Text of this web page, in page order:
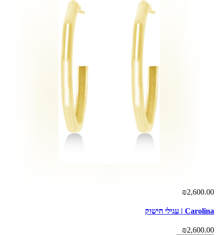
₪2,600.00
Carolina | עגילי חישוק
₪2,600.00